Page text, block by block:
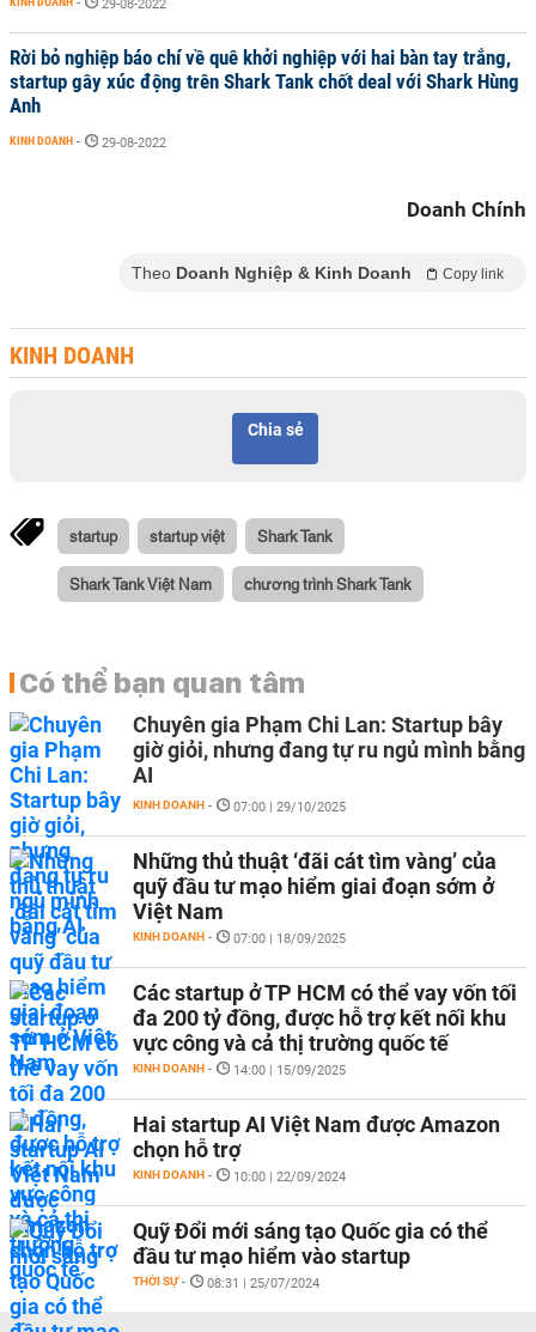
29-08-2022
Rời bỏ nghiệp báo chí về quê khởi nghiệp với hai bàn tay trắng,
startup gây xúc động trên Shark Tank chốt deal với Shark Hùng
Anh
KINH DOANH - 29-08-2022
Doanh Chính
Theo Doanh Nghiệp & Kinh Doanh Copy link
KINH DOANH
Chia sẻ
startup startup việt Shark Tank
Shark Tank Việt Nam chương trình Shark Tank
Có thể bạn quan tâm
Chuyên gia Phạm Chi Lan: Startup bây
giờ giỏi, nhưng đang tự ru ngủ mình bằng
AI
KINH DOANH - 07:00 | 29/10/2025
Những thủ thuật ‘đãi cát tìm vàng’ của
quỹ đầu tư mạo hiểm giai đoạn sớm ở
Việt Nam
KINH DOANH - 07:00 | 18/09/2025
Các startup ở TP HCM có thể vay vốn tối
đa 200 tỷ đồng, được hỗ trợ kết nối khu
vực công và cả thị trường quốc tế
KINH DOANH - 14:00 | 15/09/2025
Hai startup AI Việt Nam được Amazon
chọn hỗ trợ
KINH DOANH - 10:00 | 22/09/2024
Quỹ Đổi mới sáng tạo Quốc gia có thể
đầu tư mạo hiểm vào startup
THỜI SỰ - 08:31 | 25/07/2024